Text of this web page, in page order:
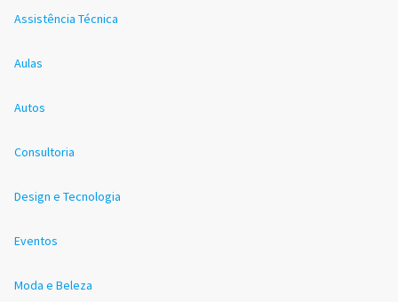
Assistência Técnica
Aulas
Autos
Consultoria
Design e Tecnologia
Eventos
Moda e Beleza